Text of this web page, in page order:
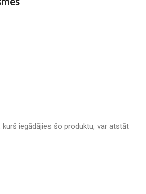
kurš iegādājies šo produktu, var atstāt